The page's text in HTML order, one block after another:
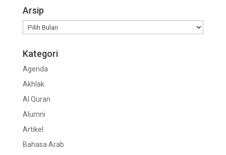
Arsip
Arsip
Kategori
Agenda
Akhlak
Al Quran
Alumni
Artikel
Bahasa Arab